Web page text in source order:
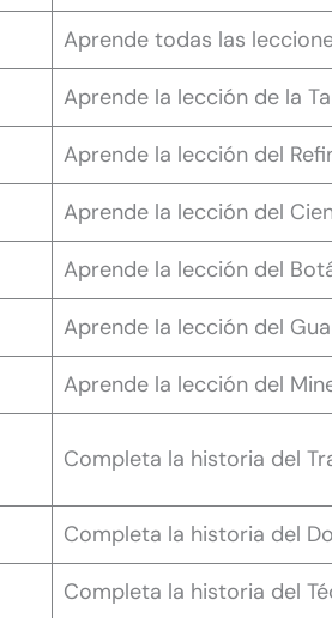
Aprende todas las
Aprende la lección de la
Aprende la lección del
Aprende la lección del
Aprende la lección del
Aprende la lección del
Aprende la lección del
Completa la historia del
Completa la historia del
Completa la historia del